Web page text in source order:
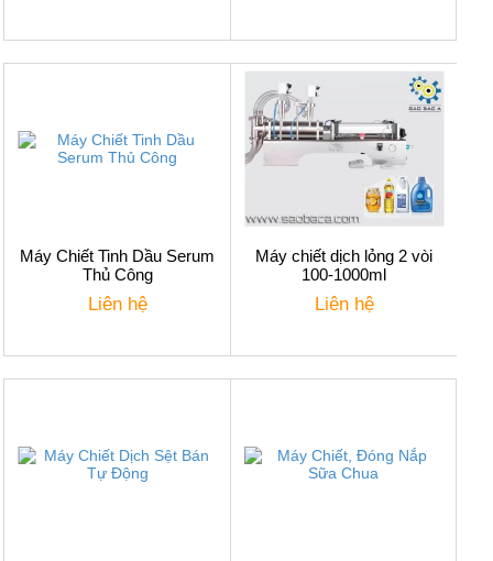
Máy Chiết Tinh Dầu Serum
Thủ Công
Liên hệ
Máy chiết dịch lỏng 2 vòi
100-1000ml
Liên hệ